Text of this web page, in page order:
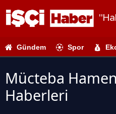
Gündem Spor
Mücteba
Haberleri